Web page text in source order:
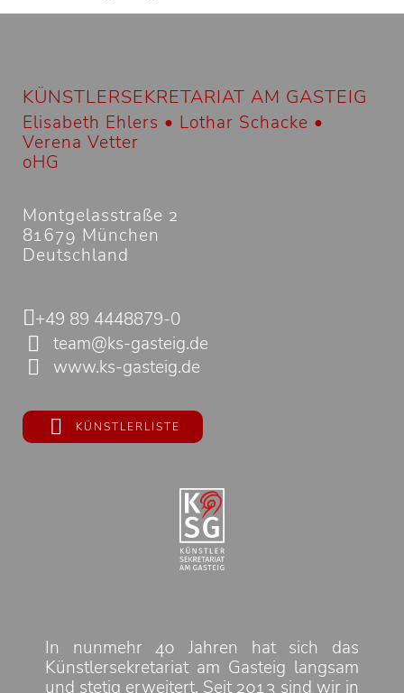
KÜNSTLERSEKRETARIAT AM GASTEIG
Elisabeth Ehlers • Lothar Schacke •
Verena Vetter
oHG
Montgelasstraße 2
81679 München
Deutschland
+49 89 4448879-0
team@ks-gasteig.de
www.ks-gasteig.de
KÜNSTLERLISTE
In nunmehr 40 Jahren hat sich das
Künstlersekretariat am Gasteig langsam
und stetig erweitert. Seit 2013 sind wir in